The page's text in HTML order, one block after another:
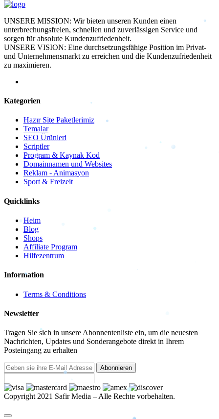
UNSERE MISSION: Wir bieten unseren Kunden einen
unterbrechungsfreien, schnellen und zuverlässigen Service und
sorgen für absolute Kundenzufriedenheit.
UNSERE VISION: Eine durchsetzungsfähige Position im Privat-
und Unternehmensmarkt zu erreichen und die Kundenzufriedenheit
zu maximieren.
Kategorien
Hazır Site Paketlerimiz
Temalar
SEO Ürünleri
Scriptler
Program & Kaynak Kod
Domainnamen und Websites
Reklam - Animasyon
Sport & Freizeit
Quicklinks
Heim
Blog
Shops
Affiliate Program
Hilfezentrum
Information
Terms & Conditions
Newsletter
Tragen Sie sich in unsere Abonnentenliste ein, um die neuesten
Nachrichten, Updates und Sonderangebote direkt in Ihrem
Posteingang zu erhalten
Abonnieren
Copyright 2021 Safir Media – Alle Rechte vorbehalten.